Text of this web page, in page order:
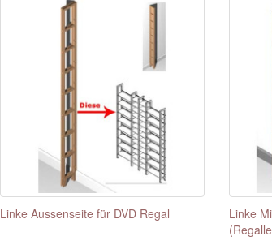
Linke Aussenseite für DVD Regal
Linke